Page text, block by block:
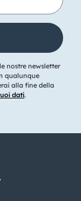
nostre newsletter
qualunque
alla fine della
dati.